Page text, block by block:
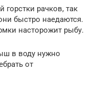
рачков, так
быстро наедаются.
насторожит рыбу.
в воду нужно
от